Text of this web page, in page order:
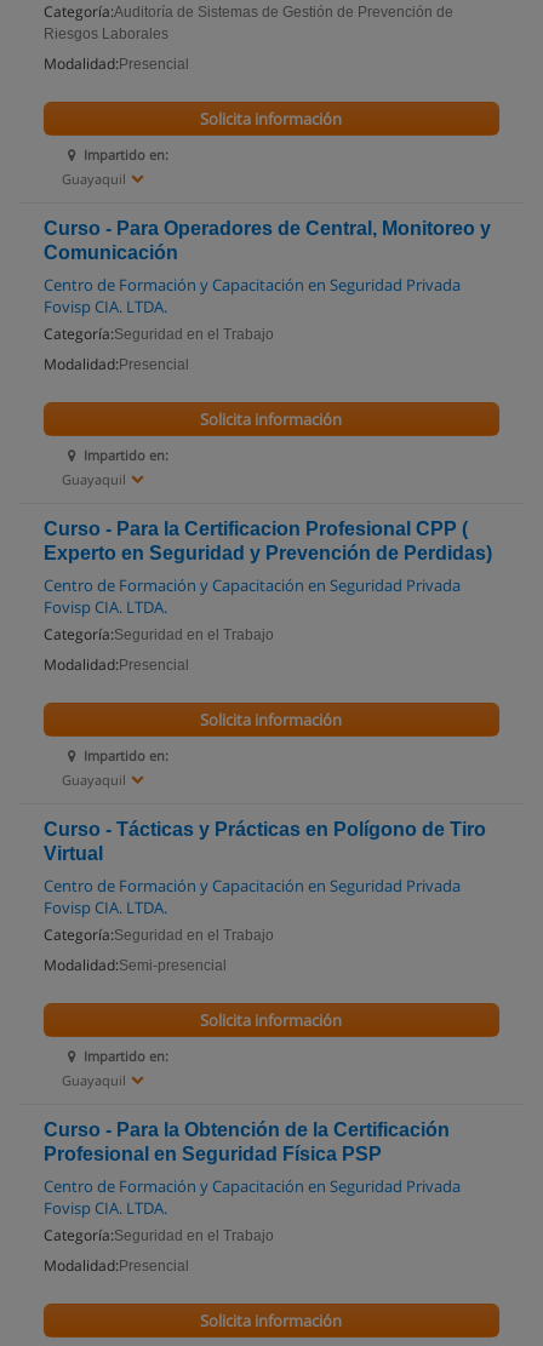
Categoría:Auditoría de Sistemas de Gestión de Prevención de
Riesgos Laborales
Modalidad: Presencial
Impartido en:
Guayaquil
Solicita información
Curso - Para Operadores de Central, Monitoreo y
Comunicación
Centro de Formación y Capacitación en Seguridad Privada
Fovisp CIA. LTDA.
Categoría:Seguridad en el Trabajo
Modalidad: Presencial
Impartido en:
Guayaquil
Solicita información
Curso - Para la Certificacion Profesional CPP (
Experto en Seguridad y Prevención de Perdidas)
Centro de Formación y Capacitación en Seguridad Privada
Fovisp CIA. LTDA.
Categoría:Seguridad en el Trabajo
Modalidad: Presencial
Impartido en:
Guayaquil
Solicita información
Curso - Tácticas y Prácticas en Polígono de Tiro
Virtual
Centro de Formación y Capacitación en Seguridad Privada
Fovisp CIA. LTDA.
Categoría:Seguridad en el Trabajo
Modalidad:Semi-presencial
Impartido en:
Guayaquil
Solicita información
Curso - Para la Obtención de la Certificación
Profesional en Seguridad Física PSP
Centro de Formación y Capacitación en Seguridad Privada
Fovisp CIA. LTDA.
Categoría:Seguridad en el Trabajo
Modalidad: Presencial
Solicita información